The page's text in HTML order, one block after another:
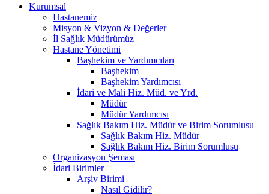
Kurumsal
Hastanemiz
Misyon & Vizyon & Değerler
İl Sağlık Müdürümüz
Hastane Yönetimi
Başhekim ve Yardımcıları
Başhekim
Başhekim Yardımcısı
İdari ve Mali Hiz. Müd. ve Yrd.
Müdür
Müdür Yardımcısı
Sağlık Bakım Hiz. Müdür ve Birim Sorumlusu
Sağlık Bakım Hiz. Müdür
Sağlık Bakım Hiz. Birim Sorumlusu
Organizasyon Şeması
İdari Birimler
Arşiv Birimi
Nasıl Gidilir?